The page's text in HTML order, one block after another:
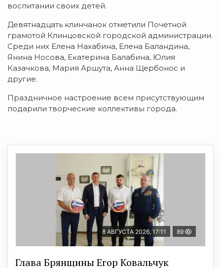
воспитании своих детей.
Девятнадцать клинчанок отметили Почетной
грамотой Клинцовской городской администрации.
Среди них Елена Нахабина, Елена Баландина,
Янина Носова, Екатерина Балабина, Юлия
Казачкова, Мария Аршута, Анна Щербонос и
другие.
Праздничное настроение всем присутствующим
подарили творческие коллективы города.
8 АВГУСТА 2026, 17:11 89
Глава Брянщины Егор Ковальчук